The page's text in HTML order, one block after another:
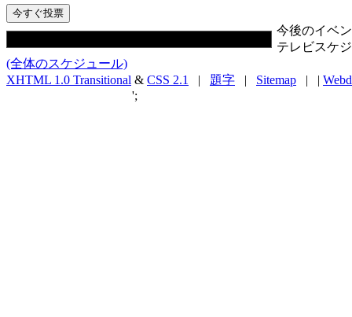
今後のイベ
テレビスケ
(全体のスケジュール)
XHTML 1.0 Transitional & CSS 2.1 | 題字 | Sitemap | |
';